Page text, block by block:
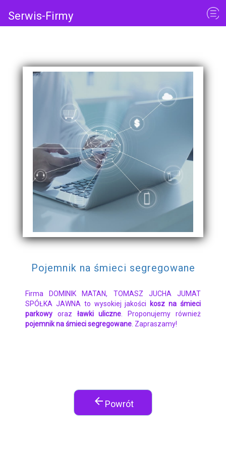
Serwis-Firmy
Pojemnik na śmieci segregowane
Firma DOMINIK MATAN, TOMASZ JUCHA JUMAT
SPÓŁKA JAWNA to wysokiej jakości
kosz na śmieci
parkowy oraz ławki uliczne . Proponujemy również
pojemnik na śmieci segregowane . Zapraszamy!
arrow_back Powrót